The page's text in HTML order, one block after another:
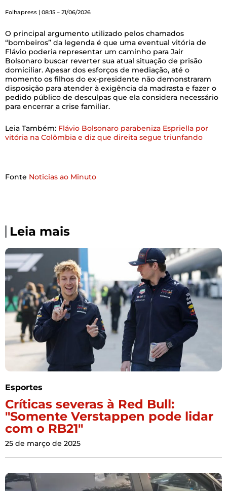
Folhapress | 08:15 – 21/06/2026
O principal argumento utilizado pelos chamados
“bombeiros” da legenda é que uma eventual vitória de
Flávio poderia representar um caminho para Jair
Bolsonaro buscar reverter sua atual situação de prisão
domiciliar. Apesar dos esforços de mediação, até o
momento os filhos do ex-presidente não demonstraram
disposição para atender à exigência da madrasta e fazer o
pedido público de desculpas que ela considera necessário
para encerrar a crise familiar.
Leia Também: Flávio Bolsonaro parabeniza Espriella por
vitória na Colômbia e diz que direita segue triunfando
Fonte Noticias ao Minuto
Leia mais
Esportes
Críticas severas à Red Bull:
"Somente Verstappen pode lidar
com o RB21"
25 de março de 2025